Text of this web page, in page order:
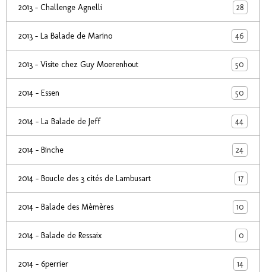
2013 - Challenge Agnelli 28
2013 - La Balade de Marino 46
2013 - Visite chez Guy Moerenhout 50
2014 - Essen 50
2014 - La Balade de Jeff 44
2014 - Binche 24
2014 - Boucle des 3 cités de Lambusart 17
2014 - Balade des Mèmères 10
2014 - Balade de Ressaix 0
2014 - 6perrier 14